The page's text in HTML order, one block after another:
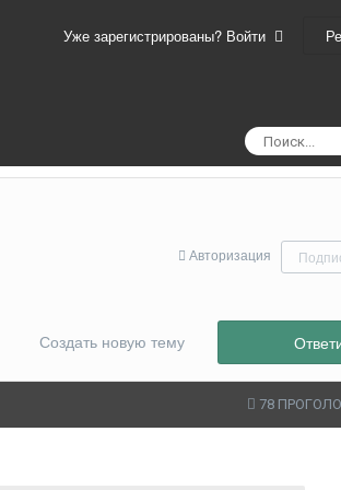
Уже зарегистрированы? Войти
Авторизация
Создать новую тему
78